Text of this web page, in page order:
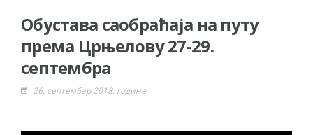
Обустава саобраћаја на путу
према Црњелову 27-29.
септембра
26. септембар 2018. године